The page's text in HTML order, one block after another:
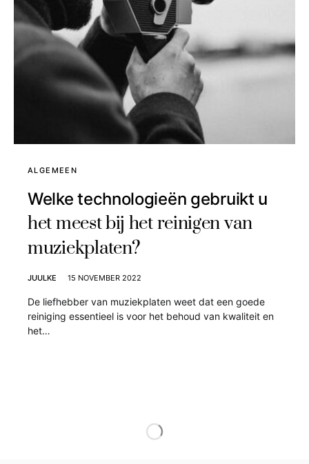
ALGEMEEN
Welke technologieën gebruikt u
het meest bij het reinigen van
muziekplaten?
JUULKE 15 NOVEMBER 2022
De liefhebber van muziekplaten weet dat een goede
reiniging essentieel is voor het behoud van kwaliteit en
het…